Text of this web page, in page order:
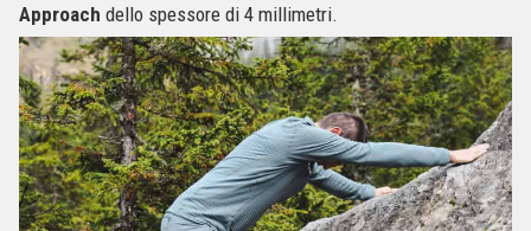
Approach dello spessore di 4 millimetri.